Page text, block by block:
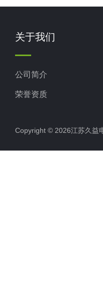
关于我们
公司简介
荣誉资质
Copyright © 2026江苏久